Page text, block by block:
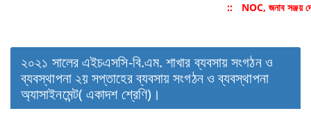
:: NOC, জনাব সঞ্জয়
২০২১ সালের এইচএসসি-বি.এম. শাখার ব্যবসায় সংগঠন ও
ব্যবস্থাপনা ২য় সপ্তাহের ব্যবসায় সংগঠন ও ব্যবস্থাপনা
অ্যাসাইনমেন্ট( একাদশ শ্রেণি)।